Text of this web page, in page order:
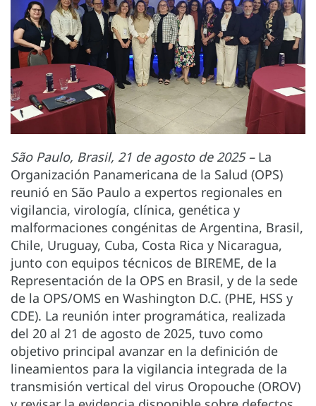
São Paulo, Brasil, 21 de agosto de 2025 –La
Organización Panamericana de la Salud (OPS)
reunió en São Paulo a expertos regionales en
vigilancia, virología, clínica, genética y
malformaciones congénitas de Argentina, Brasil,
Chile, Uruguay, Cuba, Costa Rica y Nicaragua,
junto con equipos técnicos de BIREME, de la
Representación de la OPS en Brasil, y de la sede
de la OPS/OMS en Washington D.C. (PHE, HSS y
CDE). La reunión inter programática, realizada
del 20 al 21 de agosto de 2025, tuvo como
objetivo principal avanzar en la definición de
lineamientos para la vigilancia integrada de la
transmisión vertical del virus Oropouche (OROV)